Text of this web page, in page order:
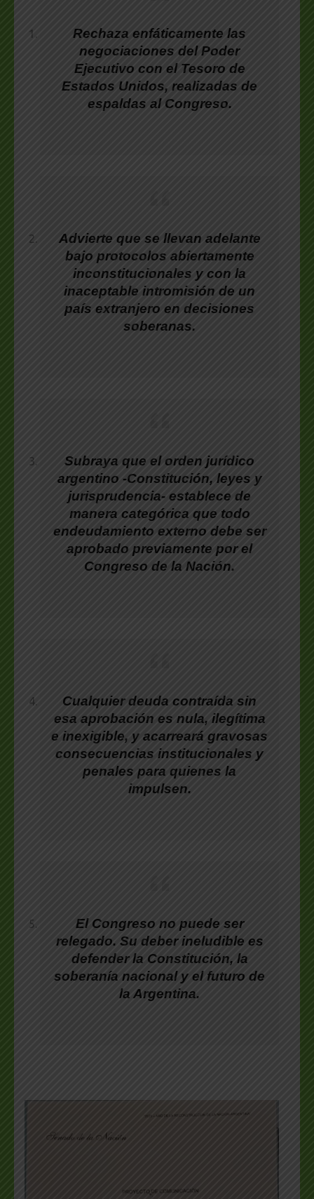
Rechaza enfáticamente las
negociaciones del Poder
Ejecutivo con el Tesoro de
Estados Unidos, realizadas de
espaldas al Congreso.
Advierte que se llevan adelante
bajo protocolos abiertamente
inconstitucionales y con la
inaceptable intromisión de un
país extranjero en decisiones
soberanas.
Subraya que el orden jurídico
argentino -Constitución, leyes y
jurisprudencia- establece de
manera categórica que todo
endeudamiento externo debe ser
aprobado previamente por el
Congreso de la Nación.
Cualquier deuda contraída sin
esa aprobación es nula, ilegítima
e inexigible, y acarreará gravosas
consecuencias institucionales y
penales para quienes la
impulsen.
El Congreso no puede ser
relegado. Su deber ineludible es
defender la Constitución, la
soberanía nacional y el futuro de
la Argentina.